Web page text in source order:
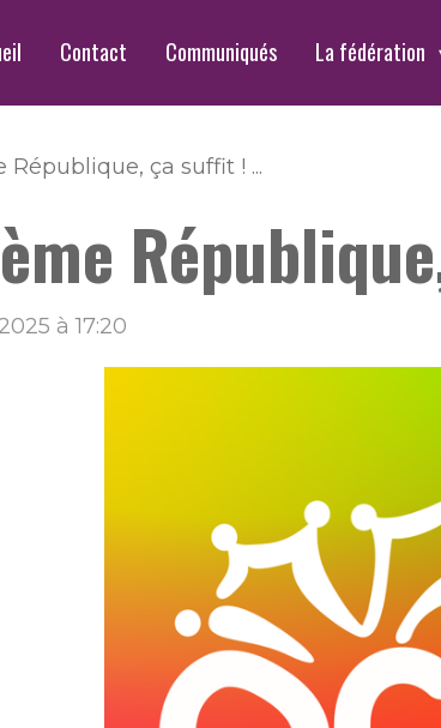
Contact Communiqués La fédération
République, ça suffit ! ...
à 17:20